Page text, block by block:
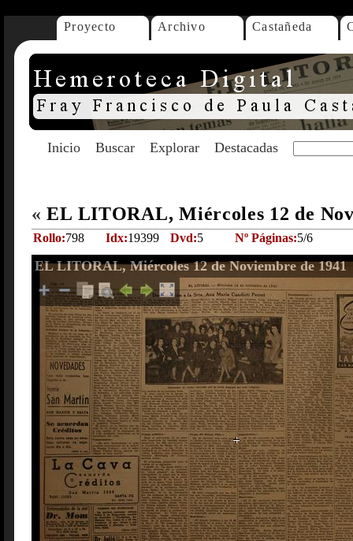
Proyecto Archivo Castañeda
Inicio Buscar Explorar Destacadas
« EL LITORAL, Miércoles 12 de
Rollo:798 Idx:19399 Dvd:5 Nº Páginas:5/6
EL LITORAL, Miércoles 12 de Noviembre de 1941